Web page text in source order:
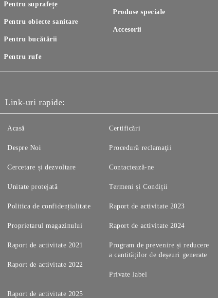
Pentru suprafețe
Pentru obiecte sanitare
Pentru bucătării
Pentru rufe
Produse speciale
Accesorii
Link-uri rapide:
Acasă
Despre Noi
Cercetare și dezvoltare
Unitate protejată
Certificări
Procedură reclamaţii
Contactează-ne
Termeni și Condiții
Politica de confidențialitate
Proprietarul magazinului
Raport de activitate 2021
Raport de activitate 2022
Raport de activitate 2023
Raport de activitate 2024
Program de prevenire și reducere
a cantităților de deșeuri generate
Private label
Raport de activitate 2025